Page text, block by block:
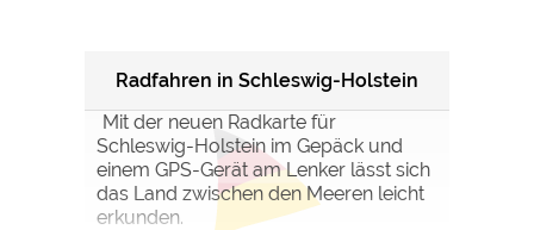
Radfahren in Schleswig-Holstein
Mit der neuen Radkarte für
Schleswig-Holstein im Gepäck und
einem GPS-Gerät am Lenker lässt sich
das Land zwischen den Meeren leicht
erkunden.